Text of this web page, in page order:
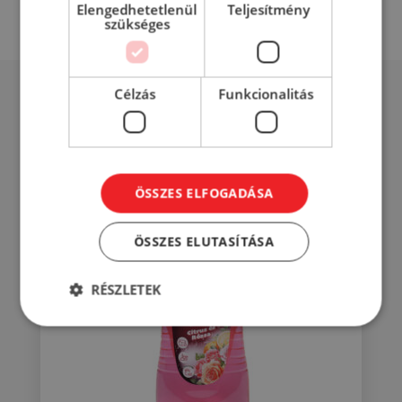
Mások éppen ezt nézik...
Elengedhetetlenül
szükséges
Teljesítmény
Célzás Funkcionalitás
ÖSSZES ELFOGADÁSA
ÖSSZES ELUTASÍTÁSA
RÉSZLETEK